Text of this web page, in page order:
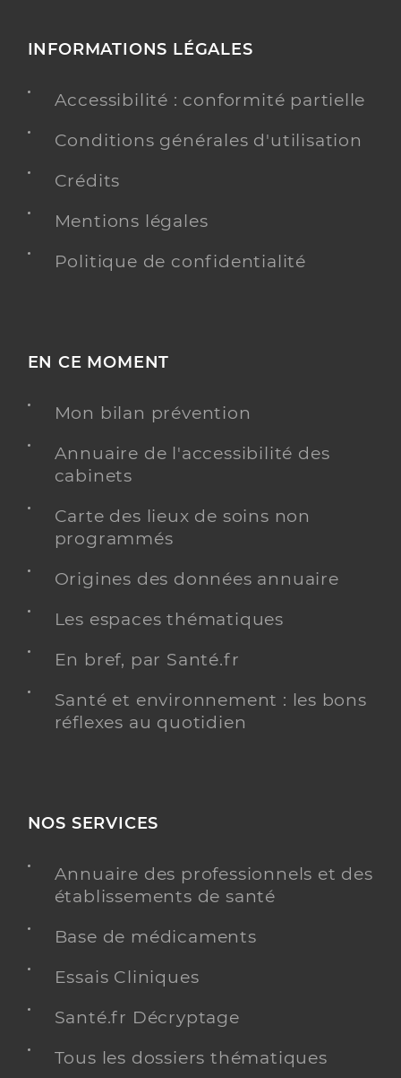
INFORMATIONS LÉGALES
Accessibilité : conformité partielle
Conditions générales d'utilisation
Crédits
Mentions légales
Politique de confidentialité
EN CE MOMENT
Mon bilan prévention
Annuaire de l'accessibilité des
cabinets
Carte des lieux de soins non
programmés
Origines des données annuaire
Les espaces thématiques
En bref, par Santé.fr
Santé et environnement : les bons
réflexes au quotidien
NOS SERVICES
Annuaire des professionnels et des
établissements de santé
Base de médicaments
Essais Cliniques
Santé.fr Décryptage
Tous les dossiers thématiques